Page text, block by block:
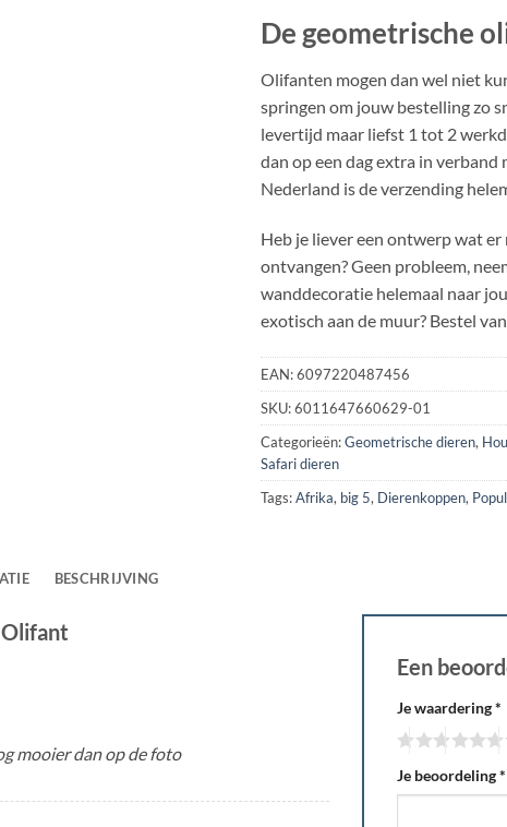
De geometrische
Olifanten mogen dan wel niet
springen om jouw bestelling zo
levertijd maar liefst 1 tot 2
dan op een dag extra in
Nederland is de verzending
Heb je liever een ontwerp wat
ontvangen? Geen probleem,
wanddecoratie helemaal naar
exotisch aan de muur? Bestel
EAN:6097220487456
SKU:6011647660629-01
Categorieën:Geometrische dieren,
Safari dieren
Tags:Afrika, big 5, Dierenkoppen,
BESCHRIJVING
mooier dan op de foto
Een
Je waardering*
Je beoordeling*